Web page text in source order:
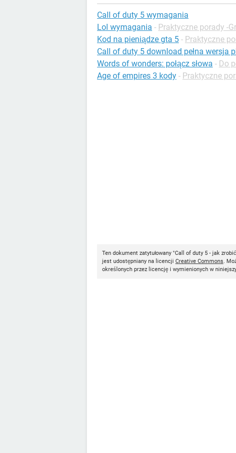
Call of duty 5 wymagania
Lol wymagania - Praktyczne porady -
Kod na pieniądze gta 5 - Praktyczne
Call of duty 5 download pełna wersja
Words of wonders: połącz słowa - Do
Age of empires 3 kody - Praktyczne
Ten dokument zatytułowany "Call of duty 5 - jak
jest udostępniany na licencji Creative Commons.
określonych przez licencję i wymienionych w